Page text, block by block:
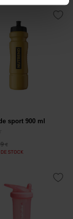
sport 900 ml
€
STOCK